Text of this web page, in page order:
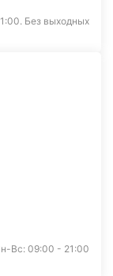
Без выходных
Вс: 09:00 - 21:00